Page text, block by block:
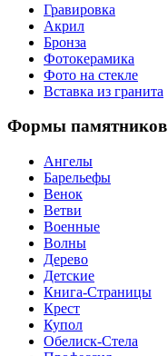
Гравировка
Акрил
Бронза
Фотокерамика
Фото на стекле
Вставка из гранита
Формы памятников
Ангелы
Барельефы
Венок
Ветви
Военные
Волны
Дерево
Детские
Книга-Страницы
Крест
Купол
Обелиск-Стела